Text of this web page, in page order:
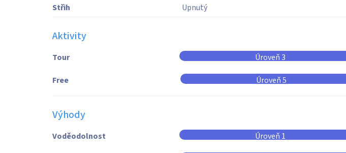
Střih
Upnutý
Aktivity
Tour Úroveň 3
Free Úroveň 5
Výhody
Voděodolnost Úroveň 1